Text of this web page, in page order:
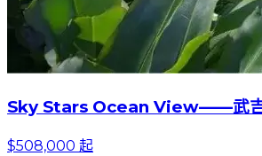
Sky Stars Ocean View——武
$508,000 起